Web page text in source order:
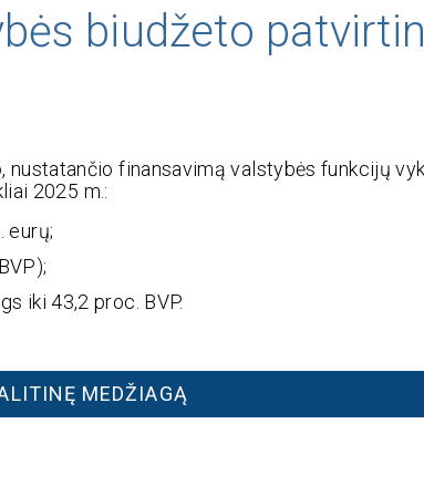
biudžeto
finansavimą valstybės funkcijų
2025 m.:
eurų;
iki 43,2 proc. BVP.
MEDŽIAGĄ